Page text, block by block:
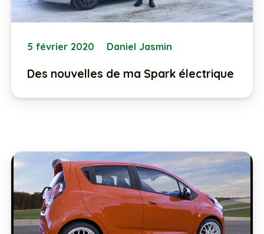
5 février 2020 Daniel Jasmin
Des nouvelles de ma Spark électrique